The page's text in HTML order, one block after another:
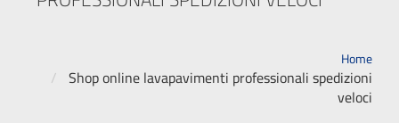
Home
Shop online lavapavimenti professionali spedizioni
veloci